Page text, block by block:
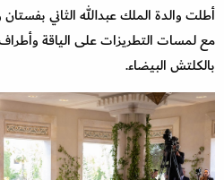
أطلت والدة الملك عبدالله الثاني
مع لمسات التطريزات على الياقة
بالكلتش البيضاء.